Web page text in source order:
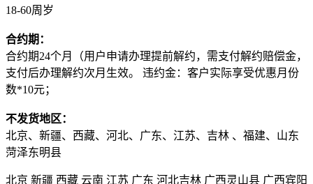
18-60周岁
合约期：
合约期24个月（用户申请办理提前解约，需支付解约赔偿金，
支付后办理解约次月生效。 违约金：客户实际享受优惠月份
数*10元；
不发货地区：
北京、新疆、西藏、河北、广东、江苏、吉林 、福建、山东
菏泽东明县
北京 新疆 西藏 云南 江苏 广东 河北吉林 广西灵山县 广西宾阳